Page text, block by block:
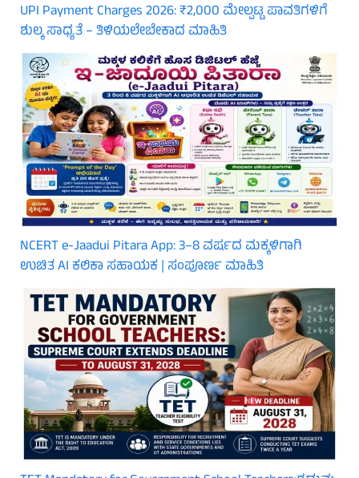
UPI Payment Charges 2026: ₹2,000 ಮೇಲ್ಪಟ್ಟ ಪಾವತಿಗಳಿಗೆ
ಶುಲ್ಕ ಸಾಧ್ಯತೆ – ತಿಳಿಯಲೇಬೇಕಾದ ಮಾಹಿತಿ
NCERT e-Jaadui Pitara App: 3–8 ವರ್ಷದ ಮಕ್ಕಳಿಗಾಗಿ
ಉಚಿತ AI ಕಲಿಕಾ ಸಹಾಯಕ | ಸಂಪೂರ್ಣ ಮಾಹಿತಿ